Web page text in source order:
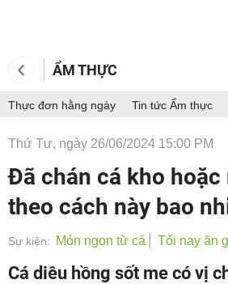
ẨM THỰC
Thực đơn hằng ngày Tin tức Ẩm thực
Thứ Tư, ngày 26/06/2024 15:00 PM
Đã chán cá kho hoặc
theo cách này bao
Sự kiện: Món ngon từ cá Tối nay ăn
Cá diêu hồng sốt me có vị